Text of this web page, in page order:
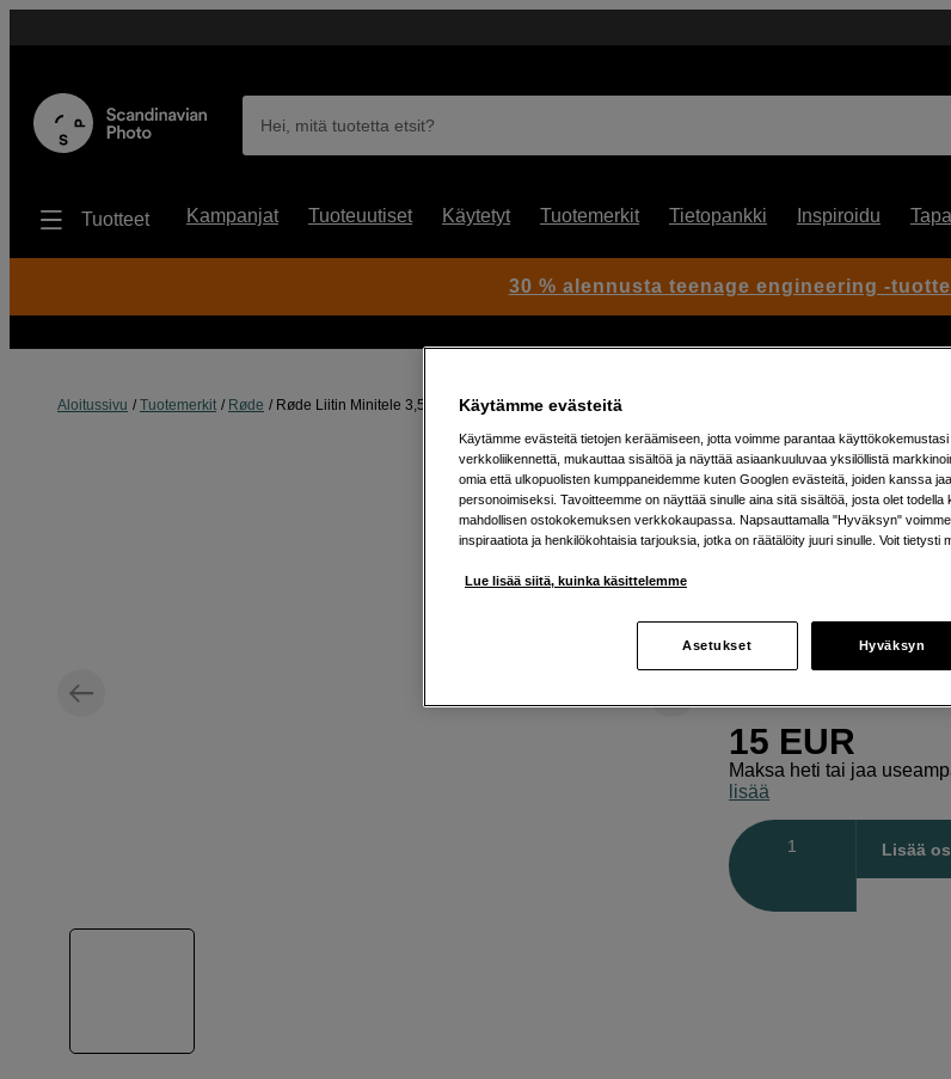
Hei, mitä tuotetta etsit?
Tuotteet Kampanjat Tuoteuutiset Käytetyt Tuotemerkit Tietopankki Inspiroidu
Aloitussivu Tuotemerkit Røde Røde Liitin Minitele 3,5mm Naaras - XLR Uros, VXLR
Artikkeli: 302180
Adapteri 3,5 mm -
Verkkokauppa
Helsingin myymälä
15 EUR
Maksa heti tai jaa
lisää
Lisää
30 % alennusta teenage engineering -
Käytämme evästeitä
Käytämme evästeitä tietojen keräämiseen, jotta voimme parantaa
verkkoliikennettä, mukauttaa sisältöä ja näyttää asiaankuuluvaa yksilöllistä
omia että ulkopuolisten kumppaneidemme kuten Googlen evästeitä, joiden kanssa
personoimiseksi. Tavoitteemme on näyttää sinulle aina sitä sisältöä, josta olet todella
mahdollisen ostokokemuksen verkkokaupassa. Napsauttamalla "Hyväksyn"
inspiraatiota ja henkilökohtaisia tarjouksia, jotka on räätälöity juuri sinulle. Voit tietysti
Lue lisää siitä, kuinka käsittelemme
Asetukset Hyväksyn